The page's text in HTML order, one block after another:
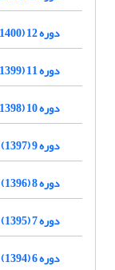
دوره 12 (1400)
دوره 11 (1399)
دوره 10 (1398)
دوره 9 (1397)
دوره 8 (1396)
دوره 7 (1395)
دوره 6 (1394)